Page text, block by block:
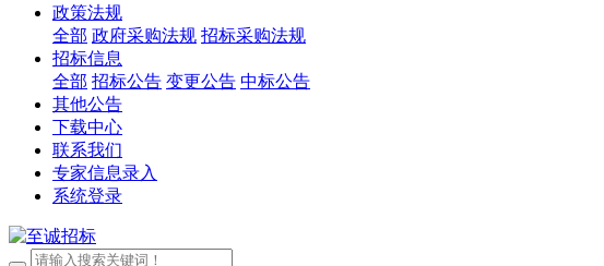
政策法规
全部 政府采购法规 招标采购法规
招标信息
全部 招标公告 变更公告 中标公告
其他公告
下载中心
联系我们
专家信息录入
系统登录